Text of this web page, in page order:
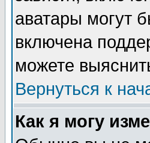
аватары могут
включена
можете
Вернуться к
Как я могу